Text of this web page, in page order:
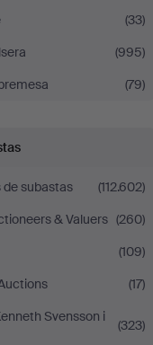
(33)
(995)
(79)
de subastas
(112.602)
& Valuers (260)
(109)
(17)
Svensson i
(323)